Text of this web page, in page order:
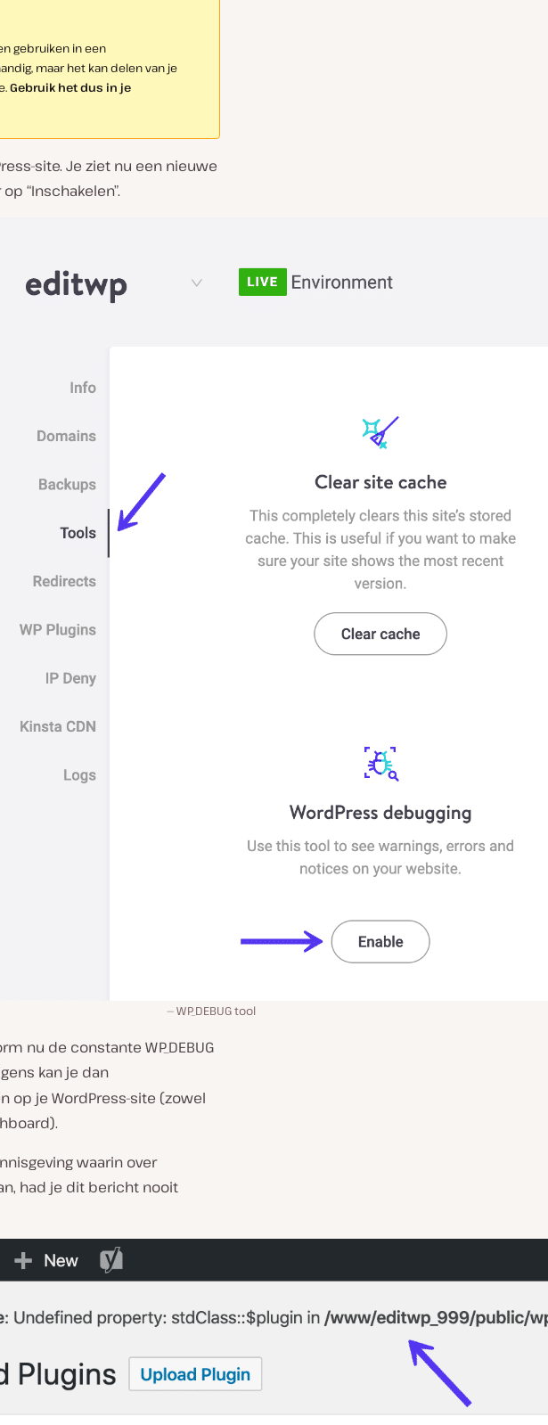
gebruiken in een
maar het kan delen van je
Gebruik het dus in je
site. Je ziet nu een nieuwe
“Inschakelen”.
WP_DEBUG tool
nu de constante WP_DEBUG
kan je dan
op je WordPress-site (zowel
waarin over
had je dit bericht nooit